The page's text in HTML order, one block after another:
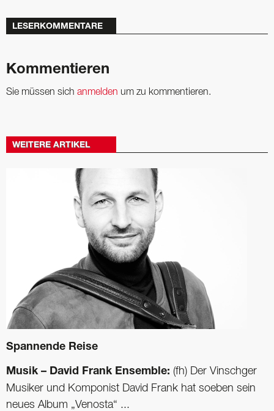
LESERKOMMENTARE
Kommentieren
Sie müssen sich anmelden um zu kommentieren.
WEITERE ARTIKEL
Spannende Reise
Musik – David Frank Ensemble: (fh) Der Vinschger
Musiker und Komponist David Frank hat soeben sein
neues Album „Venosta“ ...